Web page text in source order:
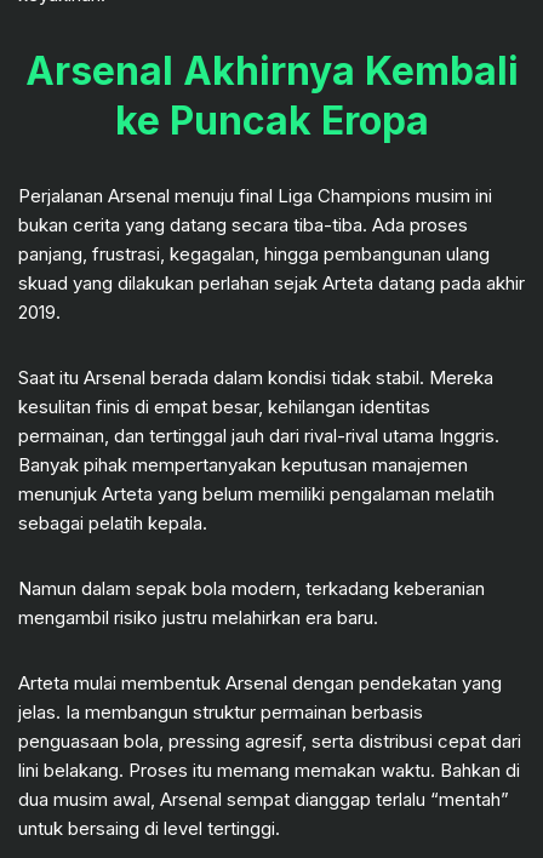
Arsenal Akhirnya Kembali
ke Puncak Eropa
Perjalanan Arsenal menuju final Liga Champions musim ini
bukan cerita yang datang secara tiba-tiba. Ada proses
panjang, frustrasi, kegagalan, hingga pembangunan ulang
skuad yang dilakukan perlahan sejak Arteta datang pada akhir
2019.
Saat itu Arsenal berada dalam kondisi tidak stabil. Mereka
kesulitan finis di empat besar, kehilangan identitas
permainan, dan tertinggal jauh dari rival-rival utama Inggris.
Banyak pihak mempertanyakan keputusan manajemen
menunjuk Arteta yang belum memiliki pengalaman melatih
sebagai pelatih kepala.
Namun dalam sepak bola modern, terkadang keberanian
mengambil risiko justru melahirkan era baru.
Arteta mulai membentuk Arsenal dengan pendekatan yang
jelas. Ia membangun struktur permainan berbasis
penguasaan bola, pressing agresif, serta distribusi cepat dari
lini belakang. Proses itu memang memakan waktu. Bahkan di
dua musim awal, Arsenal sempat dianggap terlalu “mentah”
untuk bersaing di level tertinggi.